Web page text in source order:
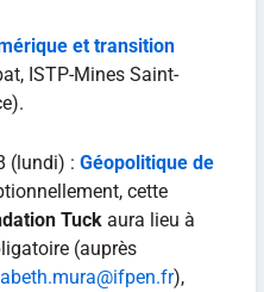
et transition
ISTP-Mines Saint-
(lundi) : Géopolitique de
cette
Tuckaura lieu à
(auprès
),